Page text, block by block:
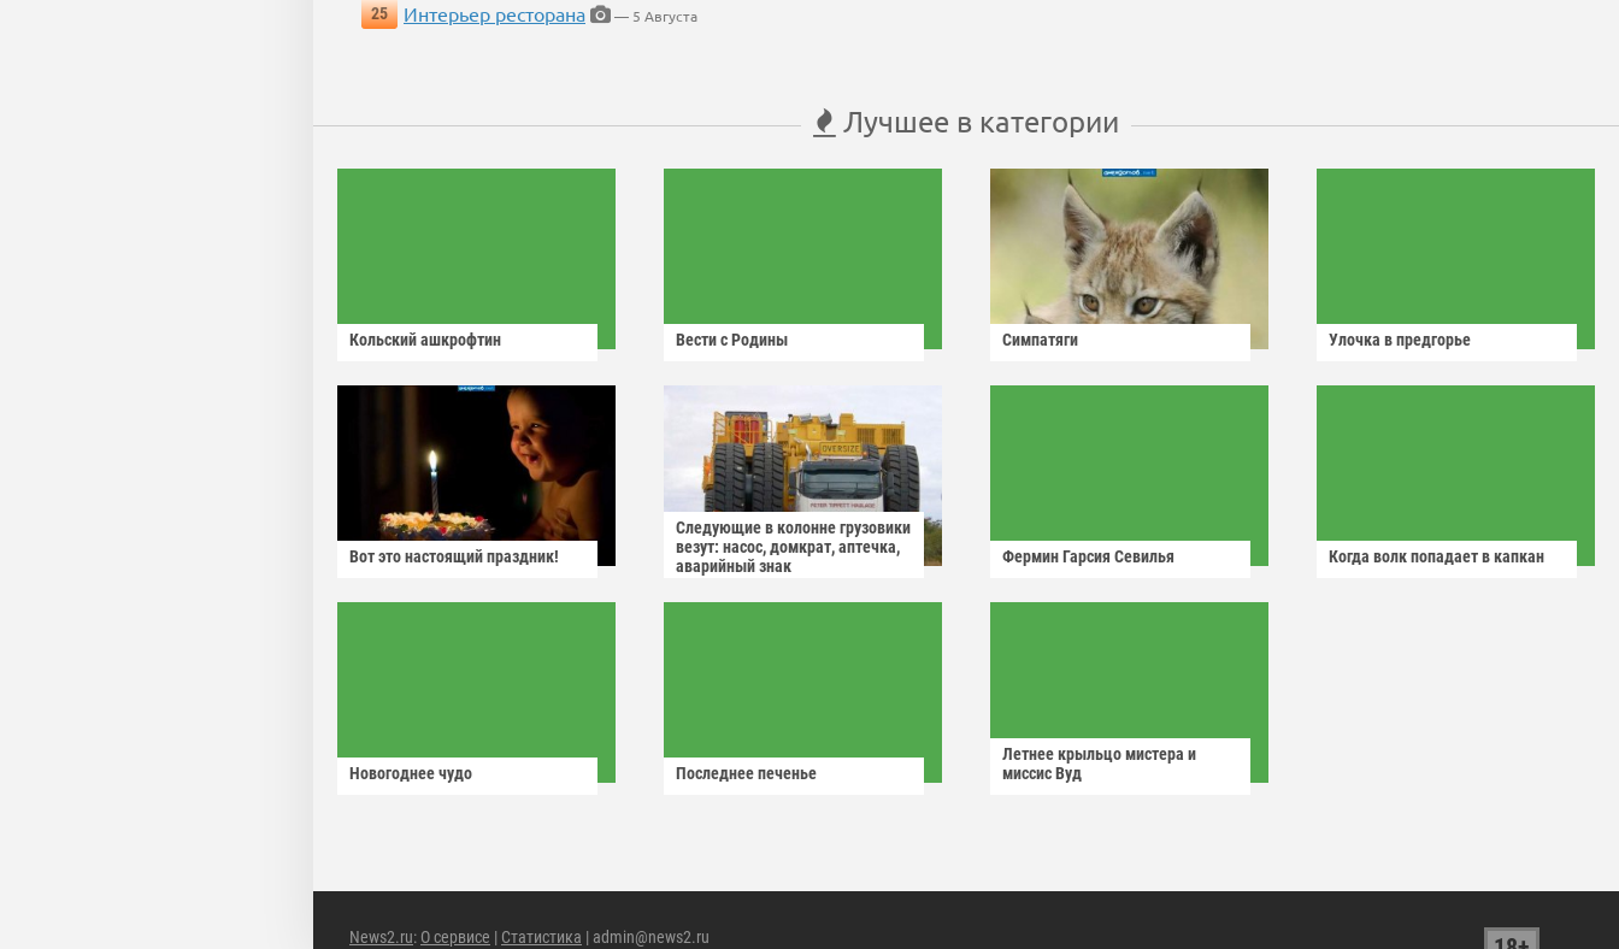
25
Интерьер ресторана — 5 Августа
Лучшее в категории
Кольский ашкрофтин Вести с Родины Симпатяги Улочка в предгорье
Вот это настоящий праздник!
Следующие в колонне грузовики
везут: насос, домкрат, аптечка,
аварийный знак
Фермин Гарсия Севилья Когда волк попадает в капкан
Новогоднее чудо Последнее печенье
Летнее крыльцо мистера и
миссис Вуд
News2.ru: О сервисе | Статистика | admin@news2.ru